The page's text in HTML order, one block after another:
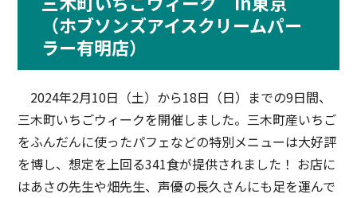
（ホブソンズアイスクリームパー
ラー有明店）
2024年2月10日（土）から18日（日）までの9日間、
三木町いちごウィークを開催しました。三木町産いちご
をふんだんに使ったパフェなどの特別メニューは大好評
を博し、想定を上回る341食が提供されました！ お店に
はあさの先生や畑先生、声優の長久さんにも足を運んで